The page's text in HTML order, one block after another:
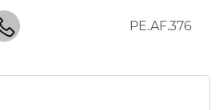
PE.AF.376